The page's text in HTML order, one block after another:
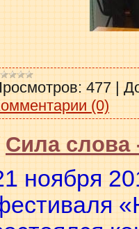
477
(0)
Сила слова
ноября